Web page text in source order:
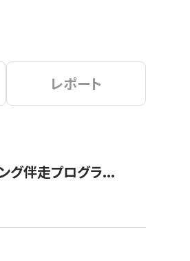
レポート
グ伴走プログラ...